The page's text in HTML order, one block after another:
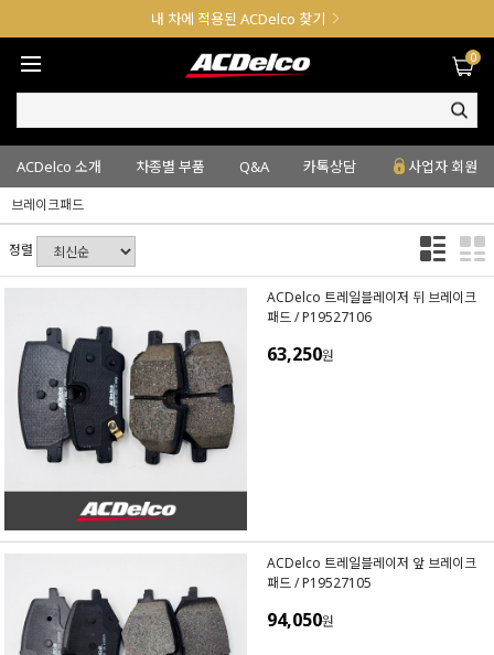
내 차에 적용된 ACDelco 찾기
0
ACDelco 소개 차종별 부품 Q&A 카톡상담 사업자 회원
브레이크패드
정렬
ACDelco 트레일블레이저 뒤 브레이크
패드 / P19527106
63,250원
ACDelco 트레일블레이저 앞 브레이크
패드 / P19527105
94,050원